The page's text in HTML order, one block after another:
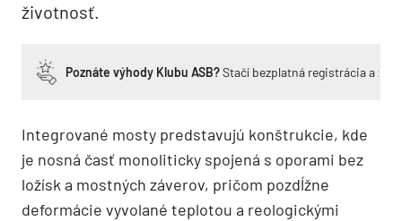
životnosť.
Poznáte výhody Klubu ASB?Stačí bezplatná registrácia a
Integrované mosty predstavujú konštrukcie, kde
je nosná časť monoliticky spojená s oporami bez
ložísk a mostných záverov, pričom pozdĺžne
deformácie vyvolané teplotou a reologickými